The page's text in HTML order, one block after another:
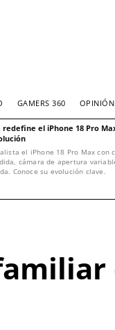
GAMERS 360 OPINIÓN
redefine el iPhone 18 Pro
el iPhone 18 Pro Max con
cámara de apertura
Conoce su evolución clave.